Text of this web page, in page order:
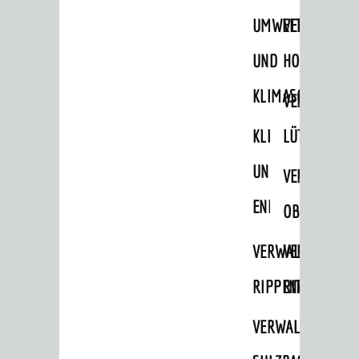
UMWELT-
UND
KLIMASCHUTZ
KLIMASCHUTZ
UND
RIPPENWEIER